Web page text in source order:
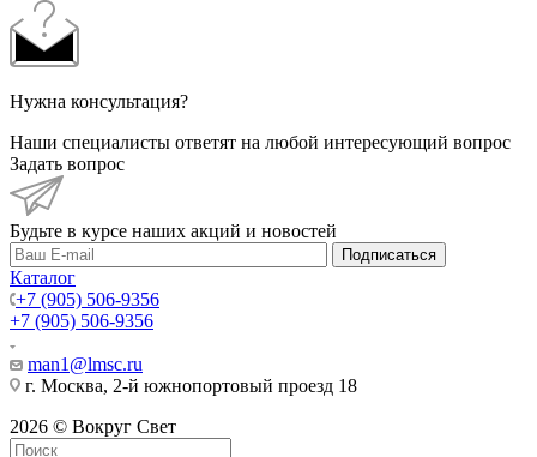
Нужна консультация?
Наши специалисты ответят на любой интересующий вопрос
Задать вопрос
Будьте в курсе наших акций и новостей
Подписаться
Каталог
+7 (905) 506-9356
+7 (905) 506-9356
man1@lmsc.ru
г. Москва, 2-й южнопортовый проезд 18
2026 © Вокруг Свет